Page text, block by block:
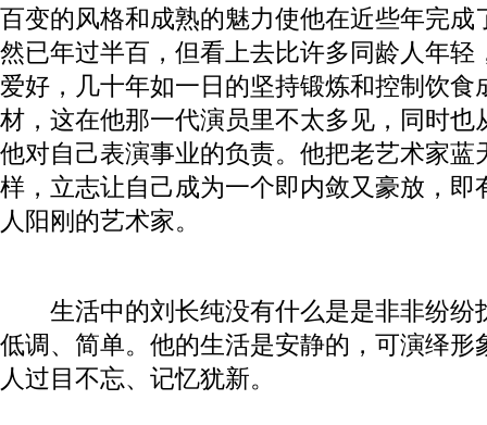
百变的风格和成熟的魅力使他在近些年完成
然已年过半百，但看上去比许多同龄人年轻
爱好，几十年如一日的坚持锻炼和控制饮食
材，这在他那一代演员里不太多见，同时也
他对自己表演事业的负责。他把老艺术家蓝
样，立志让自己成为一个即内敛又豪放，即
人阳刚的艺术家。
生活中的刘长纯没有什么是是非非纷纷
低调、简单。他的生活是安静的，可演绎形
人过目不忘、记忆犹新。